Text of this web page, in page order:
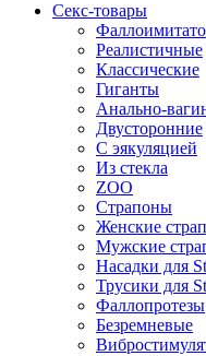
Секс-товары
Реалистичные
Классические
Гиганты
Анально-
Двусторонние
С эякуляцией
Из стекла
ZOO
Страпоны
Женские
Мужские
Насадки для
Трусики для
Фаллопротезы
Безремневые